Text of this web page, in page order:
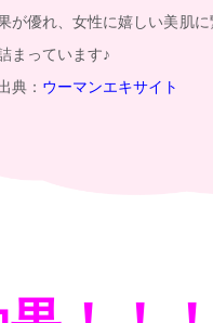
が優れ、女性に嬉しい美肌
まっています♪
典： ウーマンエキサイト